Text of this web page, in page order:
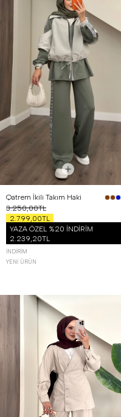
Qatrem İkili Takım Haki
3.250,00TL
2.799,00TL
YAZA ÖZEL %20 İNDİRİM
2.239,20TL
İNDIRIM
YENI ÜRÜN